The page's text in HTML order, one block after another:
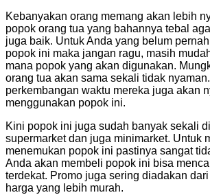
Kebanyakan orang memang akan lebih
popok orang tua yang bahannya tebal
juga baik. Untuk Anda yang belum
popok ini maka jangan ragu, masih
mana popok yang akan digunakan.
orang tua akan sama sekali tidak
perkembangan waktu mereka juga akan
menggunakan popok ini.
Kini popok ini juga sudah banyak sekali
supermarket dan juga minimarket. Untuk
menemukan popok ini pastinya sangat
Anda akan membeli popok ini bisa
terdekat. Promo juga sering diadakan
harga yang lebih murah.